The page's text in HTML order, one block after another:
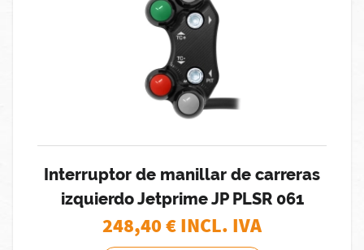
Interruptor de manillar de carreras
izquierdo Jetprime JP PLSR 061
248,40€ INCL. IVA